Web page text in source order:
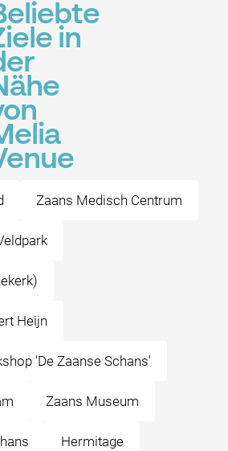
in
Zaans Medisch Centrum
Heijn
'De Zaanse Schans'
Zaans Museum
Hermitage